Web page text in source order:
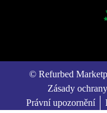
© Refurbed
Zásady
Právní upozornění